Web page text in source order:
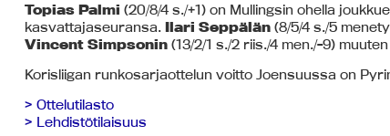
Topias Palmi (20/8/4 s./+1) on Mullingsin ohella
kasvattajaseuransa. Ilari Seppälän(8/5/4 s./5
Vincent Simpsonin(13/2/1 s./2 riis./4 men./-9)
Korisliigan runkosarjaottelun voitto Joensuussa on
> Ottelutilasto
> Lehdistötilaisuus